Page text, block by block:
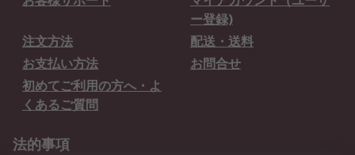
ー登録)
注文方法
配送・送料
お支払い方法
お問合せ
初めてご利用の方へ・よ
くあるご質問
法的事項